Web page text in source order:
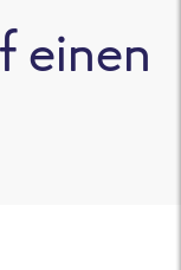
einen